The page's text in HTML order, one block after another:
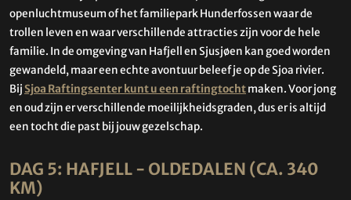
openluchtmuseum of het familiepark Hunderfossen waar de
trollen leven en waar verschillende attracties zijn voor de hele
familie. In de omgeving van Hafjell en Sjusjøen kan goed worden
gewandeld, maar een echte avontuur beleef je op de Sjoa rivier.
BijSjoa Raftingsenter kunt u een raftingtochtmaken. Voor jong
en oud zijn er verschillende moeilijkheidsgraden, dus er is altijd
een tocht die past bij jouw gezelschap.
DAG 5: HAFJELL - OLDEDALEN (CA. 340
KM)